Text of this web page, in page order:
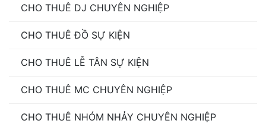
CHO THUÊ DJ CHUYÊN NGHIỆP
CHO THUÊ ĐỒ SỰ KIỆN
CHO THUÊ LỄ TÂN SỰ KIỆN
CHO THUÊ MC CHUYÊN NGHIỆP
CHO THUÊ NHÓM NHẢY CHUYÊN NGHIỆP